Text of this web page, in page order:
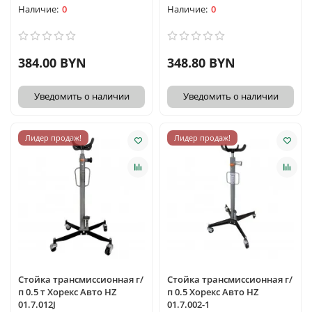
0
384.00 BYN
Уведомить о наличии
0
348.80 BYN
Уведомить о наличии
Лидер продаж!
Стойка трансмиссионная г/
п 0.5 т Хорекс Авто HZ
01.7.012J
Лидер продаж!
Стойка трансмиссионная г/
п 0.5 Хорекс Авто HZ
01.7.002-1